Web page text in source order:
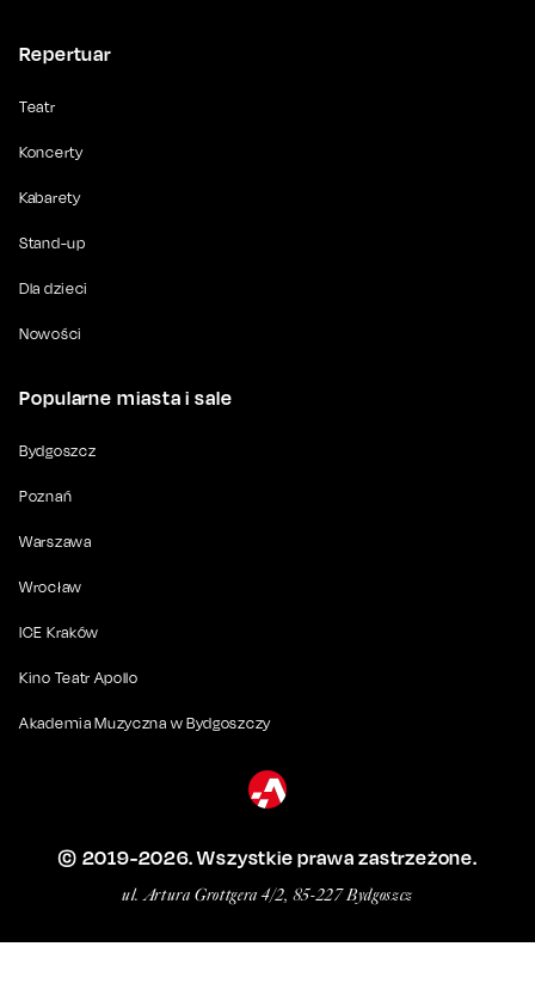
Repertuar
Teatr
Koncerty
Kabarety
Stand-up
Dla dzieci
Nowości
Popularne miasta i sale
Bydgoszcz
Poznań
Warszawa
Wrocław
ICE Kraków
Kino Teatr Apollo
Akademia Muzyczna w Bydgoszczy
© 2019-2026. Wszystkie prawa zastrzeżone.
ul. Artura Grottgera 4/2, 85-227 Bydgoszcz